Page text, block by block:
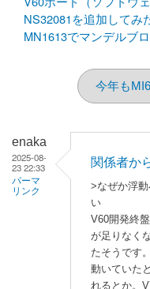
NS32081を追加してみ
MN1613でマンデルブ
今年も
enaka
2025-08-
23 22:33
パーマ
リンク
関係者か
>なぜか浮
い
V60開発終
が足りなく
たそうです
動いていた
れるとか。